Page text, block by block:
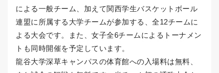
による一般チーム、加えて関西学生バスケットボール
連盟に所属する大学チームが参加する、全12チームに
よる大会です。また、女子全6チームによるトーナメン
トも同時開催を予定しています。
龍谷大学深草キャンパスの体育館への入場料は無料、